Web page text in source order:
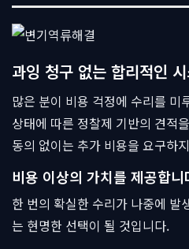
과잉 청구 없는 합리적인
많은 분이 비용 걱정에 수리를 미
상태에 따른 정찰제 기반의 견적
동의 없이는 추가 비용을 요구하
비용 이상의 가치를 제공합니
한 번의 확실한 수리가 나중에 발
는 현명한 선택이 될 것입니다.